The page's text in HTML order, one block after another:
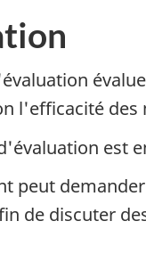
l'efficacité
est
peut
de discuter